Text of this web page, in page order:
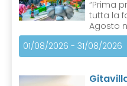
“Prima
tutta la
Agosto
01/08/2026 - 31/08/2026